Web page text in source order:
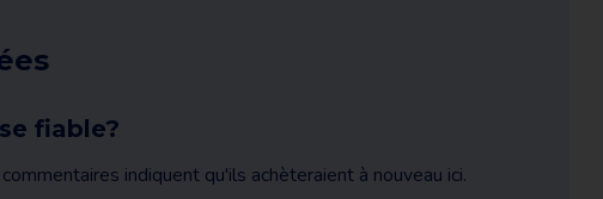
fiable?
indiquent qu'ils achèteraient à nouveau ici.